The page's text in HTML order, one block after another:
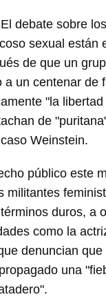
debate sobre
sexual están
de que un
a un centenar de
"la
de
Weinstein.
público este
militantes
duros, a
como la
denuncian que
una